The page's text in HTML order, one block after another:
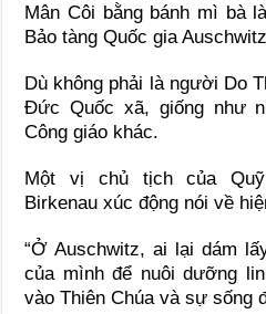
Mân Côi bằng bánh mì bà
Bảo tàng Quốc gia
Dù không phải là người Do
Đức Quốc xã, giống như
Công giáo khác.
Một vị chủ tịch của Quỹ
Birkenau xúc động nói về
“Ở Auschwitz, ai lại dám
của mình để nuôi dưỡng
vào Thiên Chúa và sự sống